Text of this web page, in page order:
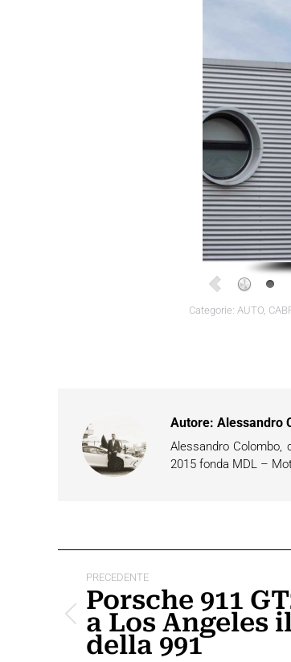
Categorie: AUTO,
Autore: Alessandro
Alessandro Colombo,
2015 fonda MDL –
post
PRECEDENTE
Post
precedente:
Porsche 911
a Los Angeles
della 991